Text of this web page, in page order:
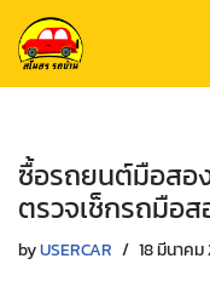
Skip
to
ซื้อรถยนต์มือสอ
ตรวจเช็กรถมือส
byUSERCAR 18 มีนาคม